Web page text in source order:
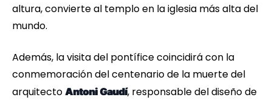
altura, convierte al templo en la iglesia más alta del
mundo.
Además, la visita del pontífice coincidirá con la
conmemoración del centenario de la muerte del
arquitecto Antoni Gaudí, responsable del diseño de